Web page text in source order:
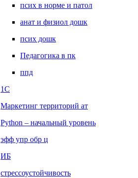
псих в норме и патол
анат и физиол дошк
псих дошк
Педагогика в пк
ппд
1С
Маркетинг территорий ат
Python – начальный уровень
эфф упр обр ц
ИБ
стрессоустойчивость